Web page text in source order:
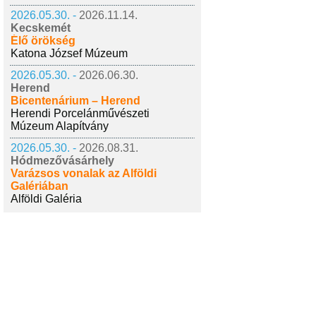
2026.05.30. - 2026.11.14.
Kecskemét
Élő örökség
Katona József Múzeum
2026.05.30. - 2026.06.30.
Herend
Bicentenárium – Herend
Herendi Porcelánművészeti
Múzeum Alapítvány
2026.05.30. - 2026.08.31.
Hódmezővásárhely
Varázsos vonalak az Alföldi
Galériában
Alföldi Galéria